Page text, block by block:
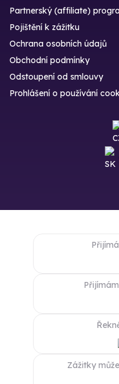
Partnerský (affiliate)
Pojištění k zážitku
Ochrana osobních údajů
Obchodní podmínky
Odstoupení od smlouvy
Prohlášení o používání
Zážitky